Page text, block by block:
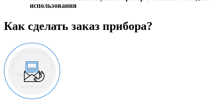
использования
Как сделать заказ прибора?